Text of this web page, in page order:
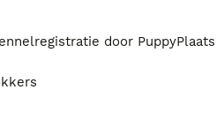
door PuppyPlaats
Anatolische